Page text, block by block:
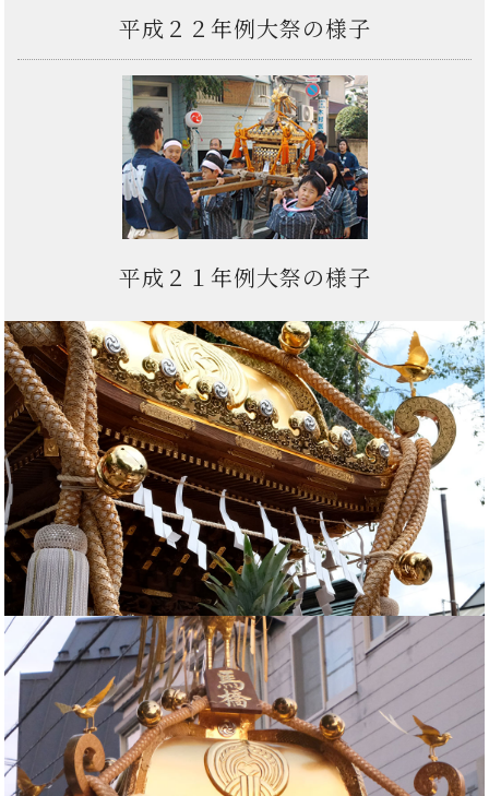
平成２２年例大祭の様子
平成２１年例大祭の様子